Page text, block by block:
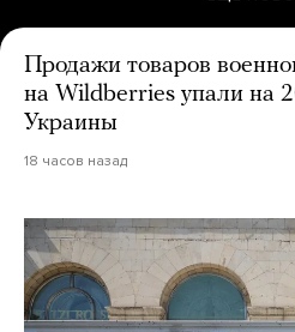
Продажи товаров
на Wildberries упали на
Украины
18 часов назад